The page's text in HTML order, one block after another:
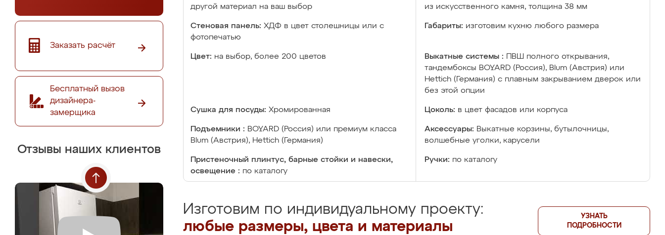
Заказать расчёт
Бесплатный вызов
дизайнера-
замерщика
Отзывы наших клиентов
другой материал на ваш выбор
из искусственного камня, толщина 38 мм
Стеновая панель: ХДФ в цвет столешницы или с
фотопечатью
Габариты: изготовим кухню любого размера
Цвет: на выбор, более 200 цветов Выкатные системы :
ПВШ полного открывания,
тандембоксы BOYARD (Россия), Blum (Австрия) или
Hettich (Германия) с плавным закрыванием дверок или
без этой опции
Сушка для посуды: Хромированная Цоколь: в цвет фасадов или корпуса
Подъемники : BOYARD (Россия) или премиум класса
Blum (Австрия), Hettich (Германия)
Аксессуары: Выкатные корзины, бутылочницы,
волшебные уголки, карусели
Пристеночный плинтус, барные стойки и навески,
освещение : по каталогу
Ручки: по каталогу
Изготовим по индивидуальному проекту:
любые размеры, цвета и материалы
УЗНАТЬ
ПОДРОБНОСТИ